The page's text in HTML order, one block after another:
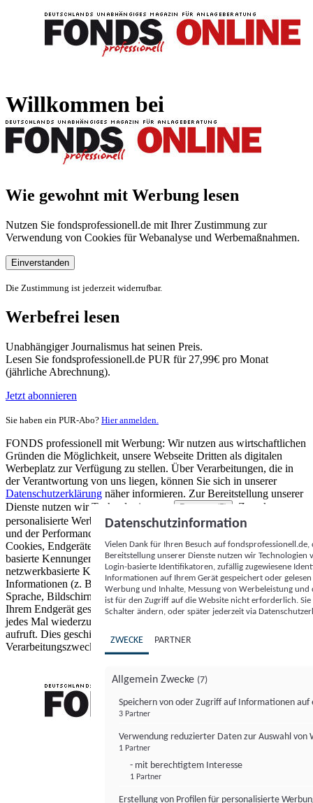
Willkommen bei
Wie gewohnt mit Werbung lesen
Nutzen Sie fondsprofessionell.de mit Ihrer Zustimmung zur
Verwendung von Cookies für Webanalyse und Werbemaßnahmen.
Einverstanden
Die Zustimmung ist jederzeit widerrufbar.
Werbefrei lesen
Unabhängiger Journalismus hat seinen Preis.
Lesen Sie fondsprofessionell.de PUR für 27,99€ pro Monat
(jährliche Abrechnung).
Jetzt abonnieren
Sie haben ein PUR-Abo? Hier anmelden.
FONDS professionell mit Werbung: Wir nutzen aus wirtschaftlichen
Gründen die Möglichkeit, unsere Webseite Dritten als digitalen
Werbeplatz zur Verfügung zu stellen. Über Verarbeitungen, die in
der Verantwortung von uns liegen, können Sie sich in unserer
Datenschutzerklärung näher informieren. Zur Bereitstellung unserer
Dienste nutzen wir Technologien von
Partnern (5)
. Zwecke:
personalisierte Werbung und Inhalte, Messung von Werbeleistung
und der Performance von Inhalten sowie Zielgruppenforschung.
Cookies, Endgeräte- oder ähnliche Online-Kennungen (z. B. login-
basierte Kennungen, zufällig generierte Kennungen,
netzwerkbasierte Kennungen) können zusammen mit anderen
Informationen (z. B. Browsertyp und Browserinformationen,
Sprache, Bildschirmgröße, unterstützte Technologien usw.) auf
Ihrem Endgerät gespeichert oder von dort ausgelesen werden, um es
jedes Mal wiederzuerkennen, wenn es eine App oder einer Webseite
aufruft. Dies geschieht für einen oder mehrere der hier aufgeführten
Verarbeitungszwecke.
Datenschutzinformation
Vielen Dank für Ihren Besuch auf
Bereitstellung unserer Dienste nutzen wir Technologien
Login-basierte Identifikatoren, zufällig zugewiesene
Informationen auf Ihrem Gerät gespeichert oder
Werbung und Inhalte, Messung von Werbeleistung
ist für den Zugriff auf die Website nicht erforderlich.
Schalter ändern, oder später jederzeit via
ZWECKE PARTNER
Allgemein Zwecke (7)
Speichern von oder Zugriff auf Informationen auf
3 Partner
Verwendung reduzierter Daten zur Auswahl von
1 Partner
- mit berechtigtem Interesse
1 Partner
Erstellung von Profilen für personalisierte
FONDS professionell